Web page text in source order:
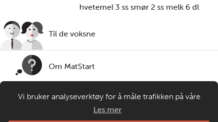
hvetemel 3 ss smør 2 ss melk 6 dl
Til de voksne
Om MatStart
Kontakt oss
Vi bruker analyseverktøy for å måle trafikken på våre
nettsider. Informasjonskapsler plasseres i din nettleser og
gir oss grunnlag for videreutvikling og drift av våre
Les mer